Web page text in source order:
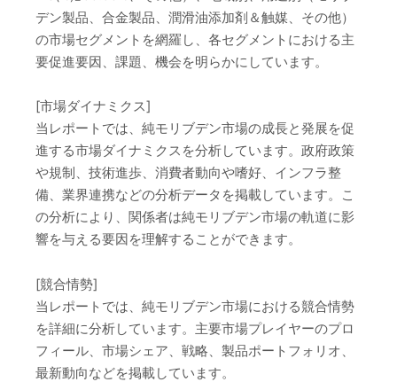
デン製品、合金製品、潤滑油添加剤＆触媒、その他）
の市場セグメントを網羅し、各セグメントにおける主
要促進要因、課題、機会を明らかにしています。
[市場ダイナミクス]
当レポートでは、純モリブデン市場の成長と発展を促
進する市場ダイナミクスを分析しています。政府政策
や規制、技術進歩、消費者動向や嗜好、インフラ整
備、業界連携などの分析データを掲載しています。こ
の分析により、関係者は純モリブデン市場の軌道に影
響を与える要因を理解することができます。
[競合情勢]
当レポートでは、純モリブデン市場における競合情勢
を詳細に分析しています。主要市場プレイヤーのプロ
フィール、市場シェア、戦略、製品ポートフォリオ、
最新動向などを掲載しています。